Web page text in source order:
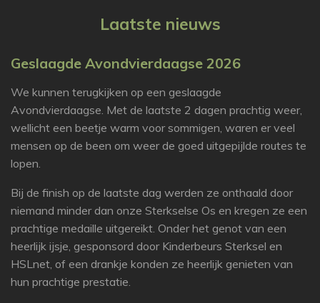
o
k
Laatste nieuws
Geslaagde Avondvierdaagse 2026
We kunnen terugkijken op een geslaagde
Avondvierdaagse. Met de laatste 2 dagen prachtig weer,
wellicht een beetje warm voor sommigen, waren er veel
mensen op de been om weer de goed uitgepijlde routes te
lopen.
Bij de finish op de laatste dag werden ze onthaald door
niemand minder dan onze Sterkselse Os en kregen ze een
prachtige medaille uitgereikt. Onder het genot van een
heerlijk ijsje, gesponsord door Kinderbeurs Sterksel en
HSLnet, of een drankje konden ze heerlijk genieten van
hun prachtige prestatie.